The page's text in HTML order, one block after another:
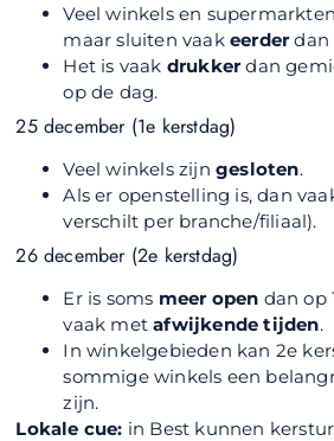
Veel winkels en
maar sluiten vaakeerder dan
Het is vaak drukker dan
op de dag.
25 december (1e kerstdag)
Veel winkels zijngesloten.
Als er openstelling is, dan
verschilt per branche/filiaal).
26 december (2e kerstdag)
Er is soms meer open dan op
vaak metafwijkende tijden.
In winkelgebieden kan 2e
sommige winkels een
zijn.
Lokale cue: in Best kunnen